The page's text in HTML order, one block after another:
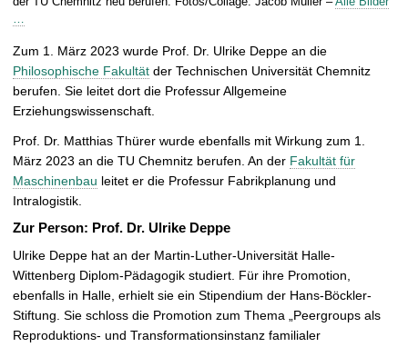
f
n
e
Zum 1. März 2023 wurde Prof. Dr. Ulrike Deppe an die
Philosophische Fakultät der Technischen Universität Chemnitz
berufen. Sie leitet dort die Professur Allgemeine
Erziehungswissenschaft.
Prof. Dr. Matthias Thürer wurde ebenfalls mit Wirkung zum 1.
März 2023 an die TU Chemnitz berufen. An der Fakultät für
Maschinenbau leitet er die Professur Fabrikplanung und
Intralogistik.
Zur Person: Prof. Dr. Ulrike Deppe
Ulrike Deppe hat an der Martin-Luther-Universität Halle-
Wittenberg Diplom-Pädagogik studiert. Für ihre Promotion,
ebenfalls in Halle, erhielt sie ein Stipendium der Hans-Böckler-
Stiftung. Sie schloss die Promotion zum Thema „Peergroups als
Reproduktions- und Transformationsinstanz familialer